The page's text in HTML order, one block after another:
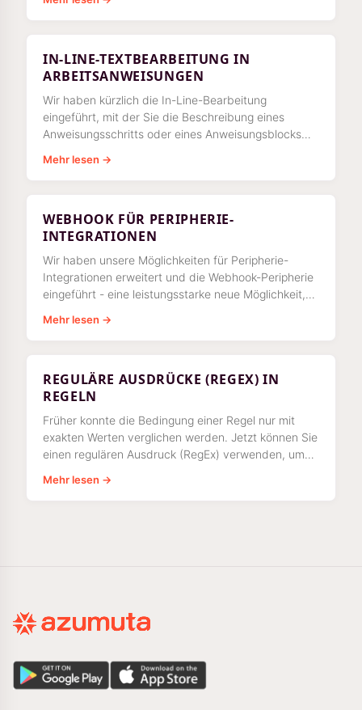
IN-LINE-TEXTBEARBEITUNG IN
ARBEITSANWEISUNGEN
Wir haben kürzlich die In-Line-Bearbeitung
eingeführt, mit der Sie die Beschreibung eines
Anweisungsschritts oder eines Anweisungsblocks
bearbeiten können.
Mehr lesen →
WEBHOOK FÜR PERIPHERIE-
INTEGRATIONEN
Wir haben unsere Möglichkeiten für Peripherie-
Integrationen erweitert und die Webhook-Peripherie
eingeführt - eine leistungsstarke neue Möglichkeit,
verbinden.
Mehr lesen →
REGULÄRE AUSDRÜCKE (REGEX) IN
REGELN
Früher konnte die Bedingung einer Regel nur mit
exakten Werten verglichen werden. Jetzt können Sie
einen regulären Ausdruck (RegEx) verwenden, um
Mehr lesen →